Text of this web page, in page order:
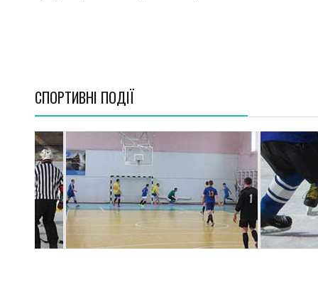
СПОРТИВНI ПОДІЇ